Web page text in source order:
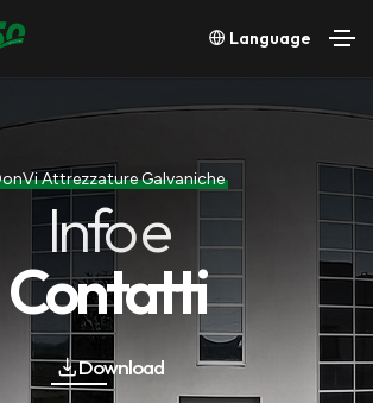
Language
Attrezzature Galvaniche
Info e
Contatti
Download